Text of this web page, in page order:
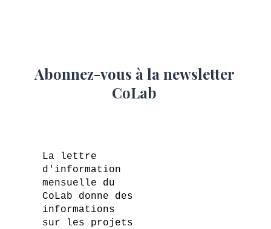
Abonnez-vous à la newsletter
CoLab
La lettre
d'information
mensuelle du
CoLab donne des
informations
sur les projets